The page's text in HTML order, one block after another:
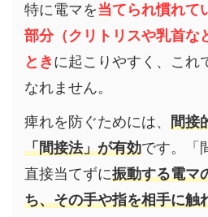
特に電マを当てられ慣れて
部分（クリトリスや乳首な
ときに起こりやすく、これ
なれません。
痺れを防ぐためには、 間接
「間接法」が有効です。「
直接当てずに振動する電マ
ち、その手や指を相手に触